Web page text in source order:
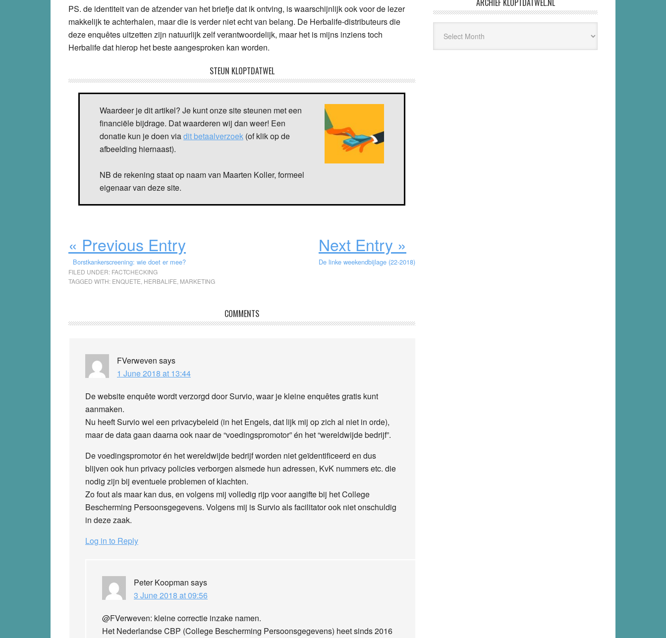
PS. de identiteit van de afzender van het briefje dat ik ontving, is waarschijnlijk ook voor de lezer
makkelijk te achterhalen, maar die is verder niet echt van belang. De Herbalife-distributeurs die
deze enquêtes uitzetten zijn natuurlijk zelf verantwoordelijk, maar het is mijns inziens toch
Herbalife dat hierop het beste aangesproken kan worden.
STEUN KLOPTDATWEL
Waardeer je dit artikel? Je kunt onze site steunen met een
financiële bijdrage. Dat waarderen wij dan weer! Een
donatie kun je doen viadit betaalverzoek (of klik op de
afbeelding hiernaast).
NB de rekening staat op naam van Maarten Koller, formeel
eigenaar van deze site.
« Previous Entry
Borstkankerscreening: wie doet er mee?
Next Entry »
De linke weekendbijlage (22-2018)
FILED UNDER: FACTCHECKING
TAGGED WITH: ENQUETE HERBALIFE MARKETING
Interactions
COMMENTS
FVerweven says
1 June 2018 at 13:44
De website enquête wordt verzorgd door Survio, waar je kleine enquêtes gratis kunt
aanmaken.
Nu heeft Survio wel een privacybeleid (in het Engels, dat lijk mij op zich al niet in orde),
maar de data gaan daarna ook naar de “voedingspromotor” én het “wereldwijde bedrijf”.
De voedingspromotor én het wereldwijde bedrijf worden niet geïdentificeerd en dus
blijven ook hun privacy policies verborgen alsmede hun adressen, KvK nummers etc. die
nodig zijn bij eventuele problemen of klachten.
Zo fout als maar kan dus, en volgens mij volledig rijp voor aangifte bij het College
Bescherming Persoonsgegevens. Volgens mij is Survio als facilitator ook niet onschuldig
in deze zaak.
Log in to Reply
Peter Koopman says
3 June 2018 at 09:56
@FVerweven: kleine correctie inzake namen.
Het Nederlandse CBP (College Bescherming Persoonsgegevens) heet sinds 2016
ARCHIEF KLOPTDATWEL.NL
Kloptdatwel.nl